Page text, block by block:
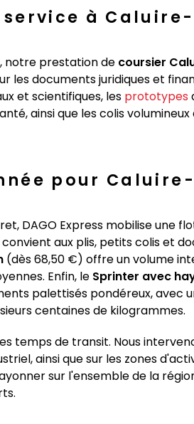
service à
, notre prestation de coursier
les documents juridiques et
et scientifiques, les prototypes
ainsi que les colis volumineux
pour
DAGO Express mobilise une
aux plis, petits colis et
(dès 68,50 €) offre un volume
Enfin, le Sprinter avec
palettisés pondéreux, avec
centaines de kilogrammes.
temps de transit. Nous
ainsi que sur les zones
sur l'ensemble de la